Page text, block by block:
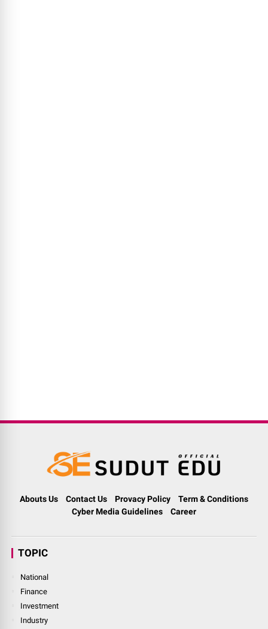
Abouts Us Contact Us Provacy Policy
Term & Conditions
Cyber Media Guidelines
Career
TOPIC
National
Finance
Investment
Industry